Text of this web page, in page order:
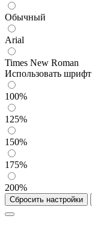
Обычный
Arial
Times New Roman
Использовать шрифт
100%
125%
150%
175%
200%
Сбросить настройки